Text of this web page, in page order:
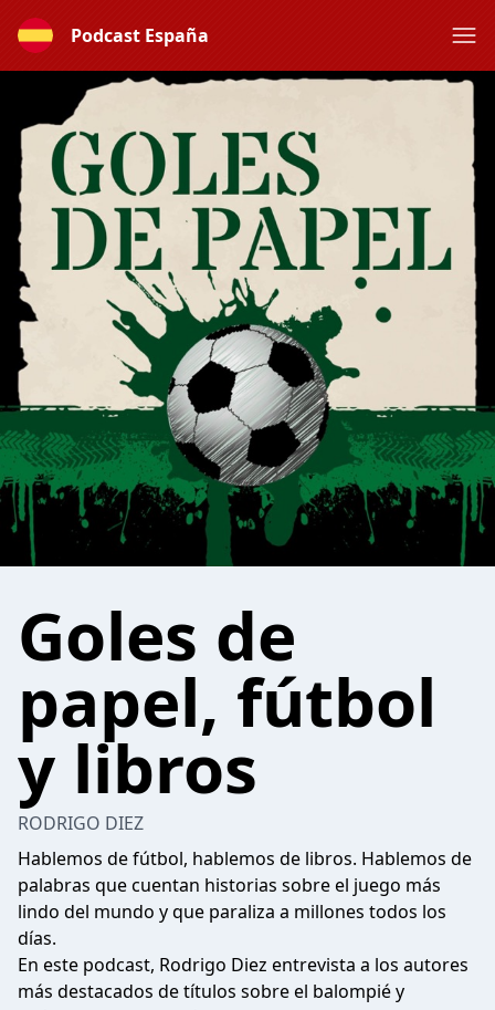
Podcast España
Goles de
papel, fútbol
y libros
RODRIGO DIEZ
Hablemos de fútbol, hablemos de libros. Hablemos de
palabras que cuentan historias sobre el juego más
lindo del mundo y que paraliza a millones todos los
días.
En este podcast, Rodrigo Diez entrevista a los autores
más destacados de títulos sobre el balompié y